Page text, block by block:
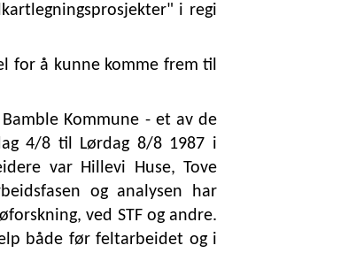
i regi
for å kunne komme frem til
Kommune - et av de
4/8 til Lørdag 8/8 1987 i
var Hillevi Huse, Tove
og analysen har
ved STF og andre.
både før feltarbeidet og i